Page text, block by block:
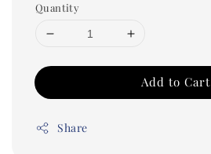
Quantity
Add to Cart
Share